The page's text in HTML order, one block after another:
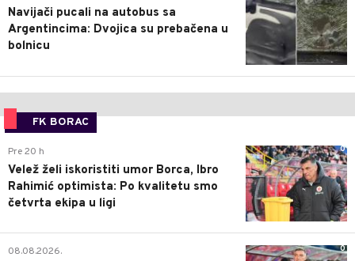
Navijači pucali na autobus sa
Argentincima: Dvojica su prebačena u
bolnicu
FK BORAC
0
Pre 20 h
Velež želi iskoristiti umor Borca, Ibro
Rahimić optimista: Po kvalitetu smo
četvrta ekipa u ligi
0
08.08.2026.